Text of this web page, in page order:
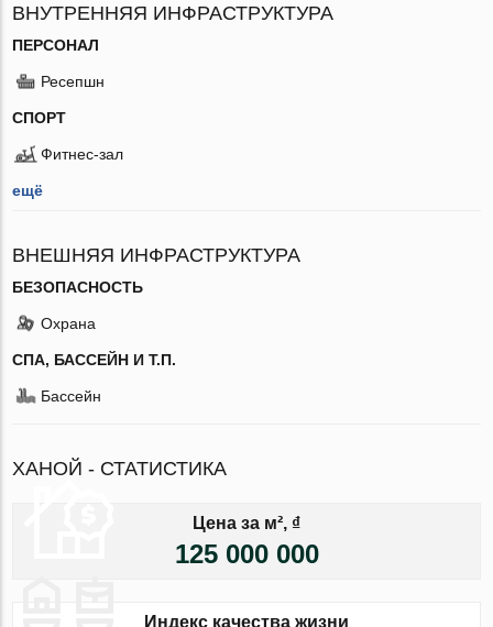
ВНУТРЕННЯЯ ИНФРАСТРУКТУРА
ПЕРСОНАЛ
Ресепшн
СПОРТ
Фитнес-зал
ещё
ВНЕШНЯЯ ИНФРАСТРУКТУРА
БЕЗОПАСНОСТЬ
Охрана
СПА, БАССЕЙН И Т.П.
Бассейн
ХАНОЙ - СТАТИСТИКА
Цена за м², ₫
125 000 000
Индекс качества жизни